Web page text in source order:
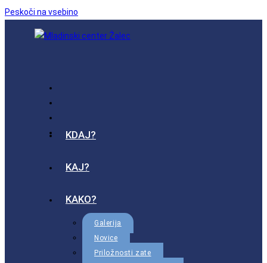
Peskoči na vsebino
KDAJ?
KAJ?
KAKO?
Galerija
Novice
Priložnosti zate